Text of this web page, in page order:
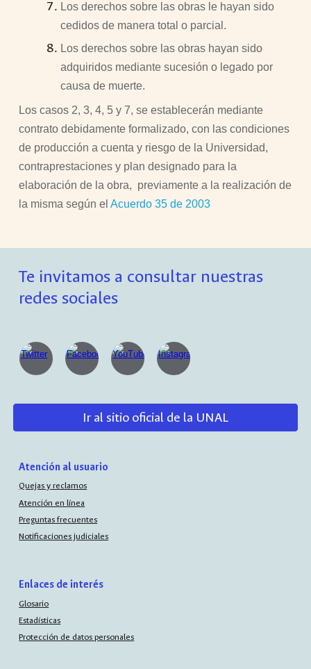
Los derechos sobre las obras le hayan sido
cedidos de manera total o parcial.
Los derechos sobre las obras hayan sido
adquiridos mediante sucesión o legado por
causa de muerte.
Los casos 2, 3, 4, 5 y 7, se establecerán mediante
contrato debidamente formalizado, con las condiciones
de producción a cuenta y riesgo de la Universidad,
contraprestaciones y plan designado para la
elaboración de la obra, previamente a la realización de
la misma según elAcuerdo 35 de 2003
Te invitamos a consultar nuestras
redes sociales
Ir al sitio oficial de la UNAL
Atención al usuario
Quejas y reclamos
Atención en línea
Preguntas frecuentes
Notificaciones judiciales
Enlaces de interés
Glosario
Estadísticas
Protección de datos personales